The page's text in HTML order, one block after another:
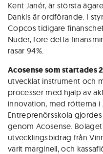
Kent Janér, är största
Dankis är ordförande. I
Copcos tidigare
Nuder, före detta
rasar 94%.
Acosense som startades
utvecklat instrument och
processer med hjälp av
innovation, med rötterna i
Entreprenörsskola
genom Acosense.
utvecklingsbidrag från
varit marginell, och